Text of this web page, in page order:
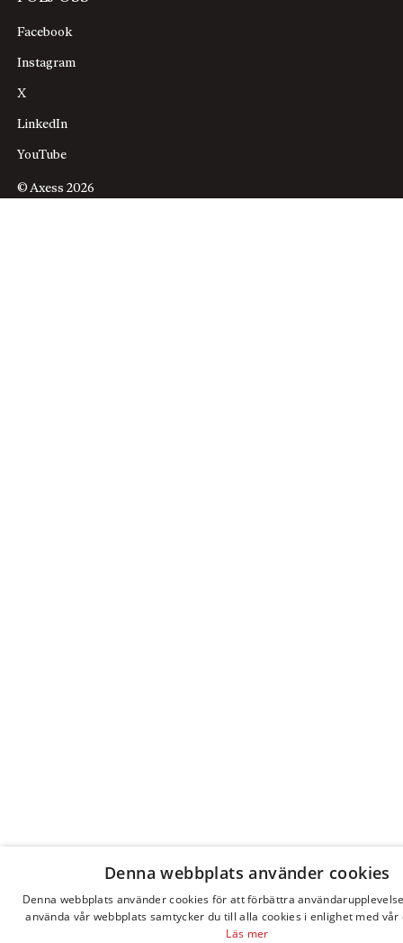
Facebook
Instagram
X
LinkedIn
YouTube
© Axess 2026
Denna webbplats använder cookies
Denna webbplats använder cookies för att förbättra
använda vår webbplats samtycker du till alla cookies i enlighet med vår
Läs mer